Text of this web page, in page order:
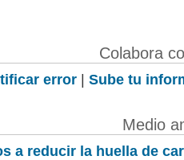
Colabora
error | Sube tu
Medio
a reducir la huella de